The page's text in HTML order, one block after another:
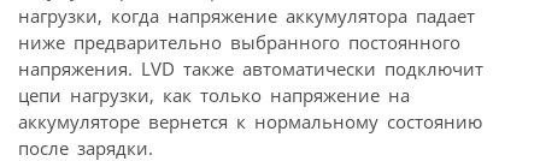
нагрузки, когда напряжение аккумулятора падает
ниже предварительно выбранного постоянного
напряжения. LVD также автоматически подключит
цепи нагрузки, как только напряжение на
аккумуляторе вернется к нормальному состоянию
после зарядки.